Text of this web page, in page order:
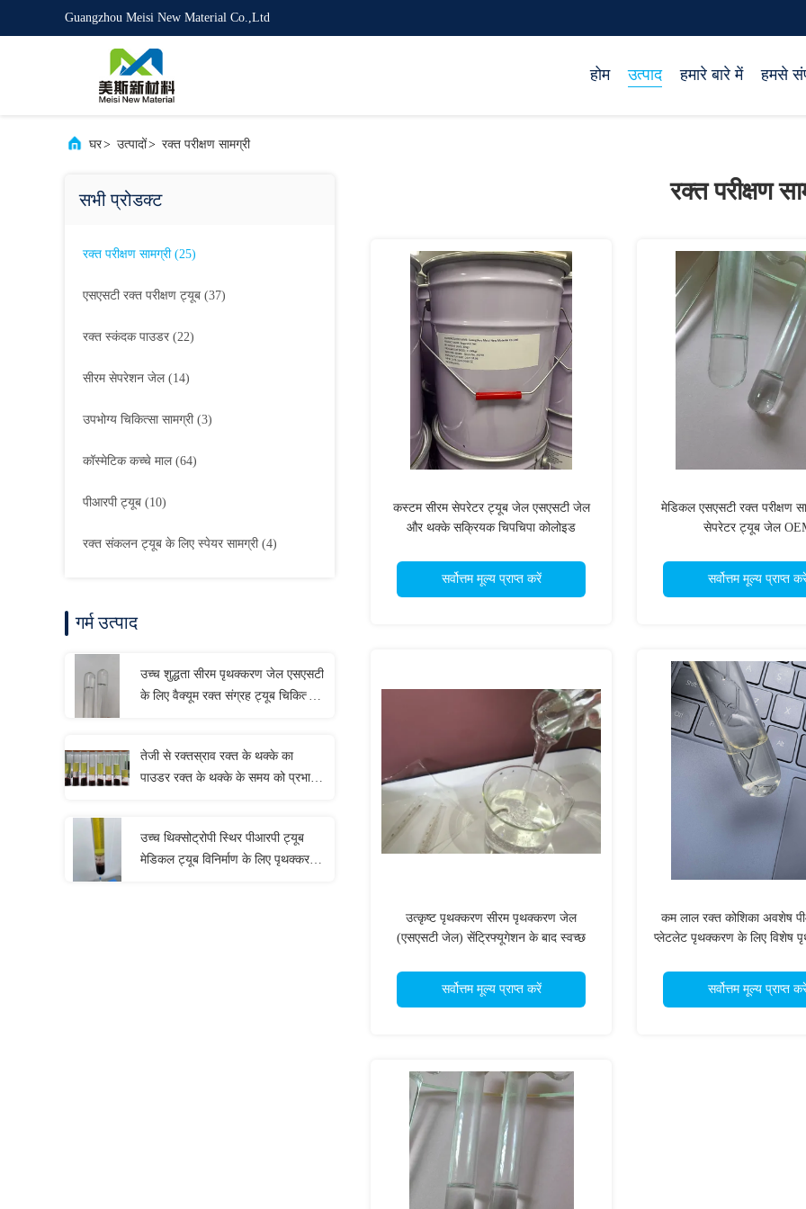
Guangzhou Meisi New Material Co.,Ltd
होम उत्पाद हमारे बारे में हमसे
घर> उत्पादों> रक्त परीक्षण सामग्री
सभी प्रोडक्ट
रक्त परीक्षण सामग्री (25)
एसएसटी रक्त परीक्षण ट्यूब (37)
रक्त स्कंदक पाउडर (22)
सीरम सेपरेशन जेल (14)
उपभोग्य चिकित्सा सामग्री (3)
कॉस्मेटिक कच्चे माल (64)
पीआरपी ट्यूब (10)
रक्त संकलन ट्यूब के लिए स्पेयर सामग्री (4)
गर्म उत्पाद
उच्च शुद्धता सीरम पृथक्करण जेल एसएसटी
के लिए वैक्यूम रक्त संग्रह ट्यूब चिकित्सा
तेजी से रक्तस्राव रक्त के थक्के का
पाउडर रक्त के थक्के के समय को प्रभावी
उच्च थिक्सोट्रोपी स्थिर पीआरपी ट्यूब
मेडिकल ट्यूब विनिर्माण के लिए पृथक्करण
रक्त परीक्षण
कस्टम सीरम सेपरेटर ट्यूब जेल एसएसटी जेल
और थक्के सक्रियक चिपचिपा कोलोइड
सर्वोत्तम मूल्य प्राप्त करें
मेडिकल एसएसटी रक्त परीक्षण
सेपरेटर ट्यूब जेल
सर्वोत्तम मूल्य प्राप्त
उत्कृष्ट पृथक्करण सीरम पृथक्करण जेल
(एसएसटी जेल) सेंट्रिफ्यूगेशन के बाद स्वच्छ
सर्वोत्तम मूल्य प्राप्त करें
कम लाल रक्त कोशिका अवशेष
प्लेटलेट पृथक्करण के लिए विशेष
सर्वोत्तम मूल्य प्राप्त